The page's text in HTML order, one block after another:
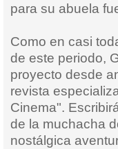
para su abuela
Como en casi
de este periodo,
proyecto desde
revista
Cinema".
de la muchacha
nostálgica